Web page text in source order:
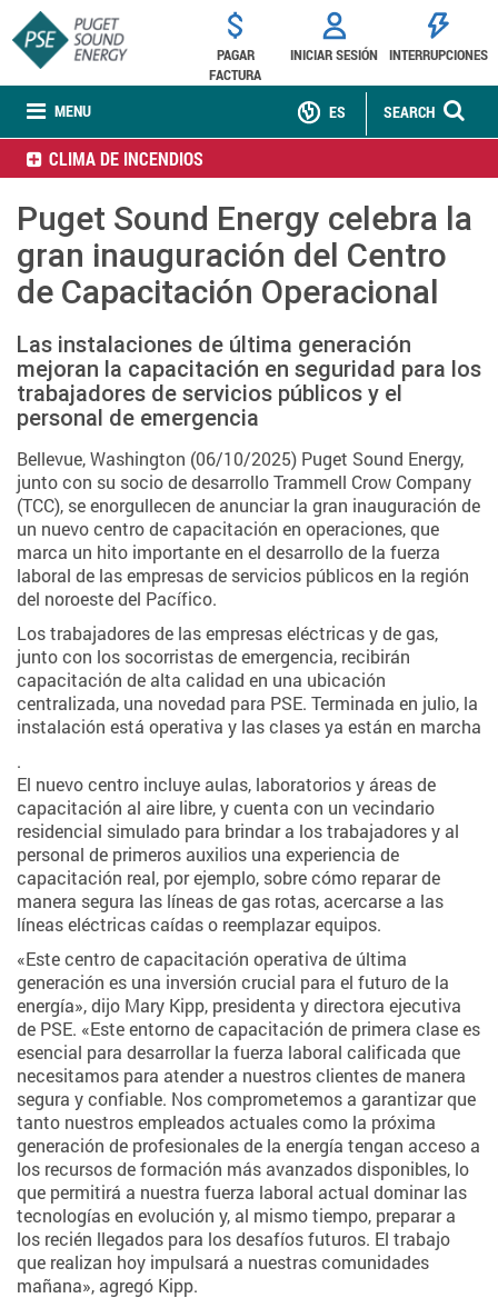
MENU
PAGAR
FACTURA
INICIAR SESIÓN INTERRUPCIONES
SEARCH
ES
CLIMA DE INCENDIOS
Puget Sound Energy celebra la
gran inauguración del Centro
de Capacitación Operacional
Las instalaciones de última generación
mejoran la capacitación en seguridad para los
trabajadores de servicios públicos y el
personal de emergencia
Bellevue, Washington (06/10/2025) Puget Sound Energy,
junto con su socio de desarrollo Trammell Crow Company
(TCC), se enorgullecen de anunciar la gran inauguración de
un nuevo centro de capacitación en operaciones, que
marca un hito importante en el desarrollo de la fuerza
laboral de las empresas de servicios públicos en la región
del noroeste del Pacífico.
Los trabajadores de las empresas eléctricas y de gas,
junto con los socorristas de emergencia, recibirán
capacitación de alta calidad en una ubicación
centralizada, una novedad para PSE. Terminada en julio, la
instalación está operativa y las clases ya están en marcha
.
El nuevo centro incluye aulas, laboratorios y áreas de
capacitación al aire libre, y cuenta con un vecindario
residencial simulado para brindar a los trabajadores y al
personal de primeros auxilios una experiencia de
capacitación real, por ejemplo, sobre cómo reparar de
manera segura las líneas de gas rotas, acercarse a las
líneas eléctricas caídas o reemplazar equipos.
«Este centro de capacitación operativa de última
generación es una inversión crucial para el futuro de la
energía», dijo Mary Kipp, presidenta y directora ejecutiva
de PSE. «Este entorno de capacitación de primera clase es
esencial para desarrollar la fuerza laboral calificada que
necesitamos para atender a nuestros clientes de manera
segura y confiable. Nos comprometemos a garantizar que
tanto nuestros empleados actuales como la próxima
generación de profesionales de la energía tengan acceso a
los recursos de formación más avanzados disponibles, lo
que permitirá a nuestra fuerza laboral actual dominar las
tecnologías en evolución y, al mismo tiempo, preparar a
los recién llegados para los desafíos futuros. El trabajo
que realizan hoy impulsará a nuestras comunidades
mañana», agregó Kipp.